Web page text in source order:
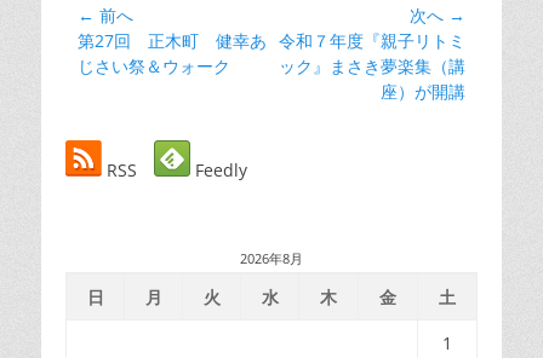
投
稿
ナ
ゲ
ー
← 前へ
前
の
第27回 正木町 健幸あ
じさい祭＆ウォーク
次へ →
次
の
令和７年度『親子リトミ
ック』まさき夢楽集（講
座）が開講
RSS Feedly
2026年8月
日 月 火 水 木 金
土
1